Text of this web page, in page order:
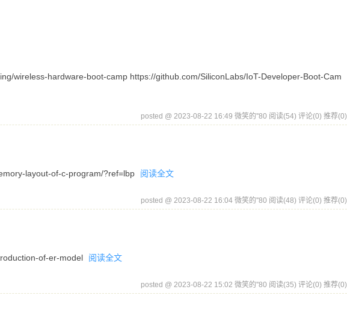
wireless-hardware-boot-camp https://github.com/SiliconLabs/IoT-Developer-Boot-Cam
posted @ 2023-08-22 16:49 微笑的''80 阅读(54) 评论(0) 推荐(0)
layout-of-c-program/?ref=lbp 阅读全文
posted @ 2023-08-22 16:04 微笑的''80 阅读(48) 评论(0) 推荐(0)
of-er-model 阅读全文
posted @ 2023-08-22 15:02 微笑的''80 阅读(35) 评论(0) 推荐(0)